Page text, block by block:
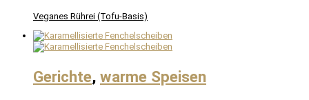
Veganes Rührei (Tofu-Basis)
Gerichte, warme Speisen